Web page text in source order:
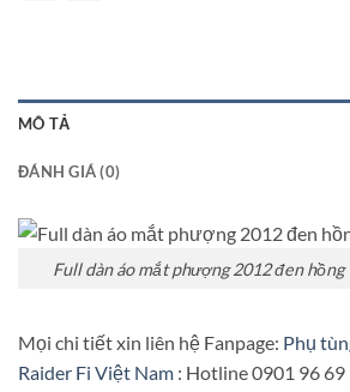
MÔ TẢ
ĐÁNH GIÁ (0)
Full dàn áo mắt phượng 2012 đen hồng
Mọi chi tiết xin liên hệ Fanpage: Phụ
Raider Fi Việt Nam : Hotline 0901 96 69